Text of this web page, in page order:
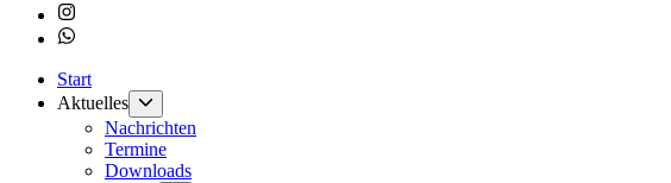
Instagram
Whatsapp
Start
Aktuelles
anzeigen
Nachrichten
Termine
Downloads